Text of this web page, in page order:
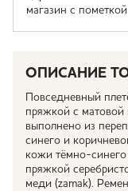
магазин с
ОПИСАНИЕ
Повседневный
пряжкой с матовой
выполнено из
синего и
кожи тёмно-
пряжкой
меди (zamak).